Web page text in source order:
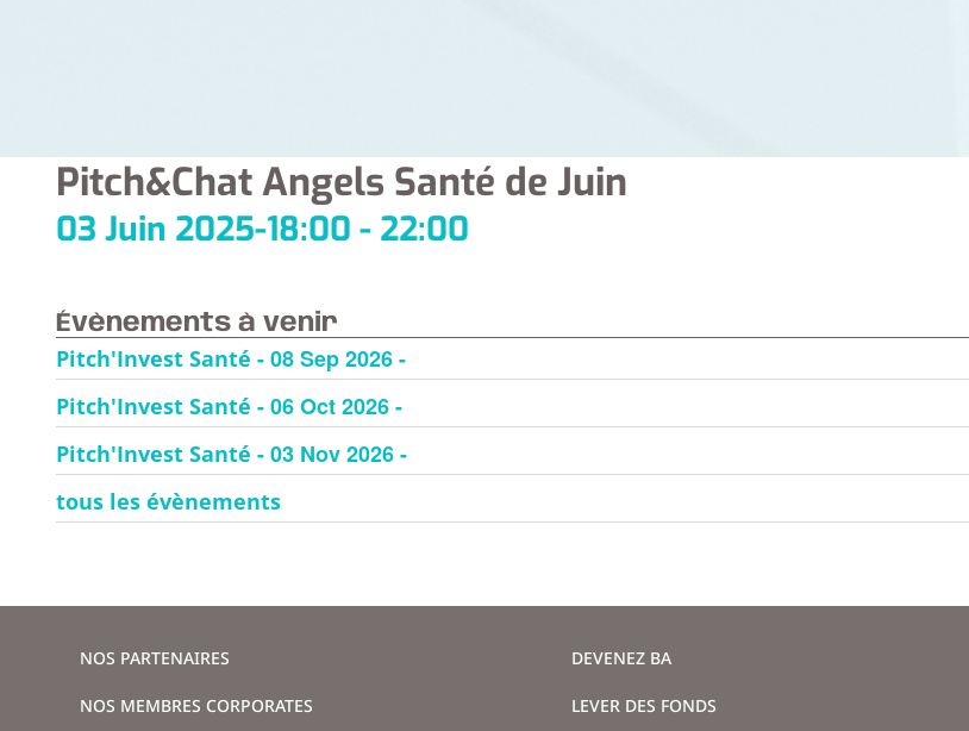
Pitch&Chat Angels Santé de Juin
03 Juin 2025-18:00 - 22:00
Évènements à venir
Pitch'Invest Santé - 08 Sep 2026 -
Pitch'Invest Santé - 06 Oct 2026 -
Pitch'Invest Santé - 03 Nov 2026 -
tous les évènements
NOS PARTENAIRES
NOS MEMBRES CORPORATES
DEVENEZ BA
LEVER DES FONDS